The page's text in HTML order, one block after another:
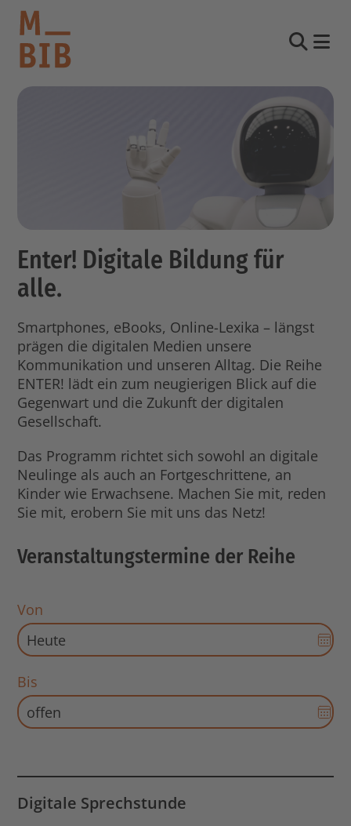
Enter! Digitale Bildung für
alle.
Smartphones, eBooks, Online-Lexika – längst
prägen die digitalen Medien unsere
Kommunikation und unseren Alltag. Die Reihe
ENTER! lädt ein zum neugierigen Blick auf die
Gegenwart und die Zukunft der digitalen
Gesellschaft.
Das Programm richtet sich sowohl an digitale
Neulinge als auch an Fortgeschrittene, an
Kinder wie Erwachsene. Machen Sie mit, reden
Sie mit, erobern Sie mit uns das Netz!
Veranstaltungstermine der Reihe
Von
Bis
Digitale Sprechstunde
Kontakt
Katalog
Login Konto
other languages